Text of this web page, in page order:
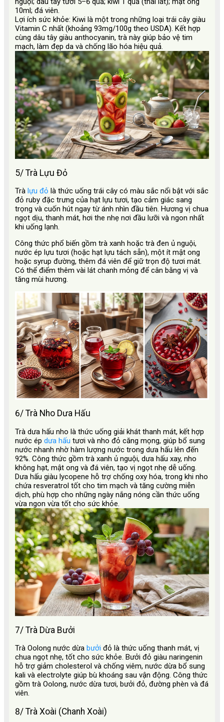
10ml; đá viên.
Lợi ích sức khỏe: Kiwi là một trong những loại trái cây giàu
Vitamin C nhất (khoảng 93mg/100g theo USDA). Kết hợp
cùng dâu tây giàu anthocyanin, trà này giúp bảo vệ tim
mạch, làm đẹp da và chống lão hóa hiệu quả.
5/ Trà Lựu Đỏ
Trà lựu đỏ là thức uống trái cây có màu sắc nổi bật với sắc
đỏ ruby đặc trưng của hạt lựu tươi, tạo cảm giác sang
trọng và cuốn hút ngay từ ánh nhìn đầu tiên. Hương vị chua
ngọt dịu, thanh mát, hơi the nhẹ nơi đầu lưỡi và ngon nhất
khi uống lạnh.
Công thức phổ biến gồm trà xanh hoặc trà đen ủ nguội,
nước ép lựu tươi (hoặc hạt lựu tách sẵn), một ít mật ong
hoặc syrup đường, thêm đá viên để giữ trọn độ tươi mát.
Có thể điểm thêm vài lát chanh mỏng để cân bằng vị và
tăng mùi hương.
6/ Trà Nho Dưa Hấu
Trà dưa hấu nho là thức uống giải khát thanh mát, kết hợp
nước ép dưa hấu tươi và nho đỏ căng mọng, giúp bổ sung
nước nhanh nhờ hàm lượng nước trong dưa hấu lên đến
92%. Công thức gồm trà xanh ủ nguội, dưa hấu xay, nho
không hạt, mật ong và đá viên, tạo vị ngọt nhẹ dễ uống.
Dưa hấu giàu lycopene hỗ trợ chống oxy hóa, trong khi nho
chứa resveratrol tốt cho tim mạch và tăng cường miễn
dịch, phù hợp cho những ngày nắng nóng cần thức uống
vừa ngon vừa tốt cho sức khỏe.
7/ Trà Dừa Bưởi
Trà Oolong nước dừa bưởi đỏ là thức uống thanh mát, vị
chua ngọt nhẹ, tốt cho sức khỏe. Bưởi đỏ giàu naringenin
hỗ trợ giảm cholesterol và chống viêm, nước dừa bổ sung
kali và electrolyte giúp bù khoáng sau vận động. Công thức
gồm trà Oolong, nước dừa tươi, bưởi đỏ, đường phèn và đá
viên.
8/ Trà Xoài (Chanh Xoài)